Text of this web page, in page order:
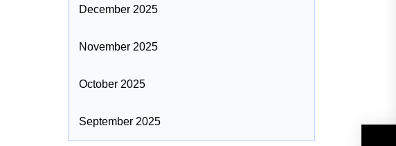
December 2025
November 2025
October 2025
September 2025